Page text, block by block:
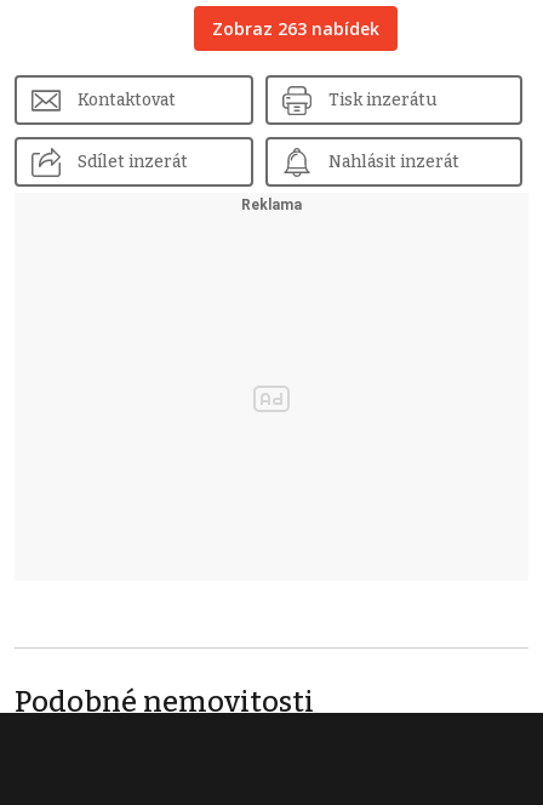
Zobraz 263 nabídek
Kontaktovat Tisk inzerátu
Sdílet inzerát Nahlásit inzerát
Podobné nemovitosti